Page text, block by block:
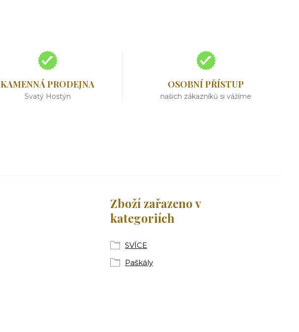
KAMENNÁ PRODEJNA
Svatý Hostýn
OSOBNÍ PŘÍSTUP
našich zákazníků si vážíme
Zboží zařazeno v
kategoriích
SVÍCE
Paškály